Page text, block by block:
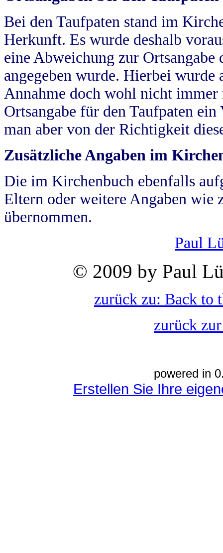
Bei den Taufpaten stand im
Herkunft. Es wurde deshalb
eine Abweichung zur
angegeben wurde. Hierbei wurde
Annahme doch wohl nicht
Ortsangabe für den Taufpaten
man aber von der Richtigkeit
Zusätzliche Angaben im
Die im Kirchenbuch ebenfalls
Eltern oder weitere Angaben wie
übernommen.
Paul
© 2009 by Paul
zurück zu: Back to
zurück
powered in
Erstellen Sie Ihre